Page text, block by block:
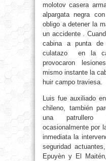
molotov casera
alpargata negra
obligo a detener la
un accidente .
cabina a punta
culatazo en la
provocaron
mismo instante la
huir campo traviesa.
Luis fue auxiliado
chileno, también
una patrullero
ocasionalmente por
inmediata la
seguridad
Epuyèn y El